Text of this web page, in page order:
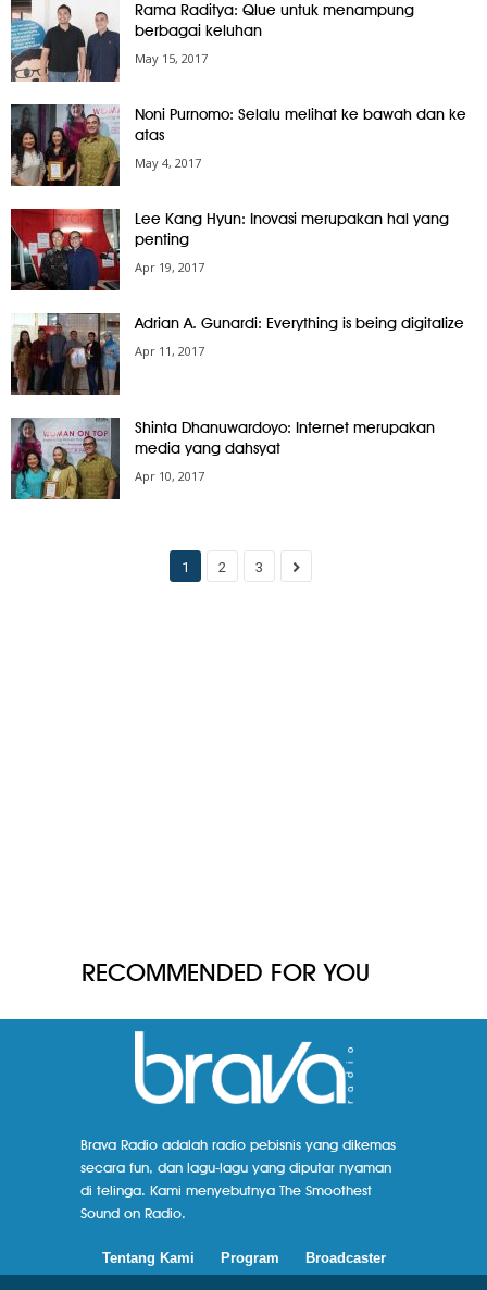
Rama Raditya: Qlue untuk menampung
berbagai keluhan
May 15, 2017
Noni Purnomo: Selalu melihat ke bawah dan ke
atas
May 4, 2017
Lee Kang Hyun: Inovasi merupakan hal yang
penting
Apr 19, 2017
Adrian A. Gunardi: Everything is being digitalize
Apr 11, 2017
Shinta Dhanuwardoyo: Internet merupakan
media yang dahsyat
Apr 10, 2017
1 2 3
RECOMMENDED FOR YOU
Brava Radio adalah radio pebisnis yang dikemas
secara fun, dan lagu-lagu yang diputar nyaman
di telinga. Kami menyebutnya The Smoothest
Sound on Radio.
Tentang Kami Program Broadcaster